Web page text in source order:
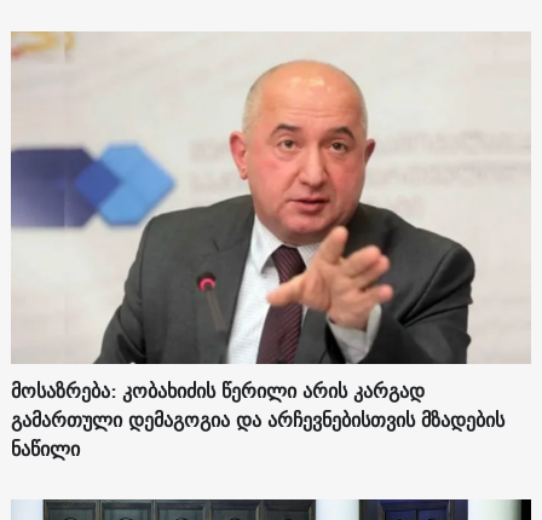
მოსაზრება: კობახიძის წერილი არის კარგად
გამართული დემაგოგია და არჩევნებისთვის მზადების
ნაწილი